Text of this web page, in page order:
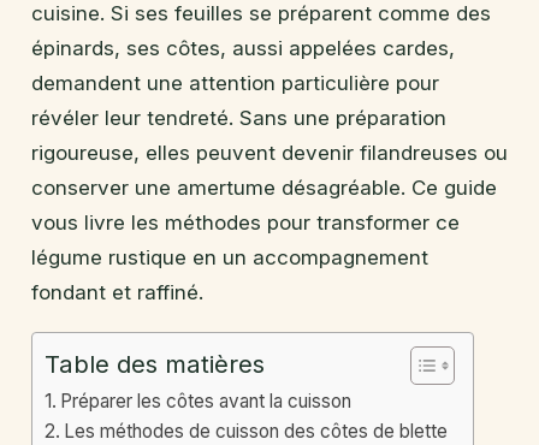
cuisine. Si ses feuilles se préparent comme des
épinards, ses côtes, aussi appelées cardes,
demandent une attention particulière pour
révéler leur tendreté. Sans une préparation
rigoureuse, elles peuvent devenir filandreuses ou
conserver une amertume désagréable. Ce guide
vous livre les méthodes pour transformer ce
légume rustique en un accompagnement
fondant et raffiné.
Table des matières
Préparer les côtes avant la cuisson
Les méthodes de cuisson des côtes de blette